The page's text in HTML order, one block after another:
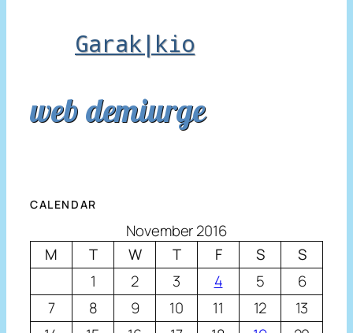
Garak|kio
web demiurge
CALENDAR
November 2016
M
T W T F S
S
1
2 3 4 5
6
7
8 9 10 11 12
13